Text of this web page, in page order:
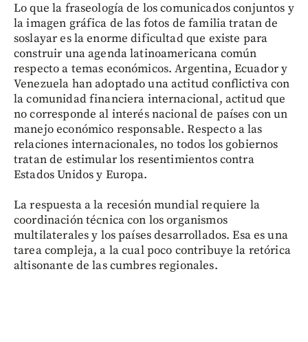
Lo que la fraseología de los comunicados conjuntos y
la imagen gráfica de las fotos de familia tratan de
soslayar es la enorme dificultad que existe para
construir una agenda latinoamericana común
respecto a temas económicos. Argentina, Ecuador y
Venezuela han adoptado una actitud conflictiva con
la comunidad financiera internacional, actitud que
no corresponde al interés nacional de países con un
manejo económico responsable. Respecto a las
relaciones internacionales, no todos los gobiernos
tratan de estimular los resentimientos contra
Estados Unidos y Europa.
La respuesta a la recesión mundial requiere la
coordinación técnica con los organismos
multilaterales y los países desarrollados. Esa es una
tarea compleja, a la cual poco contribuye la retórica
altisonante de las cumbres regionales.